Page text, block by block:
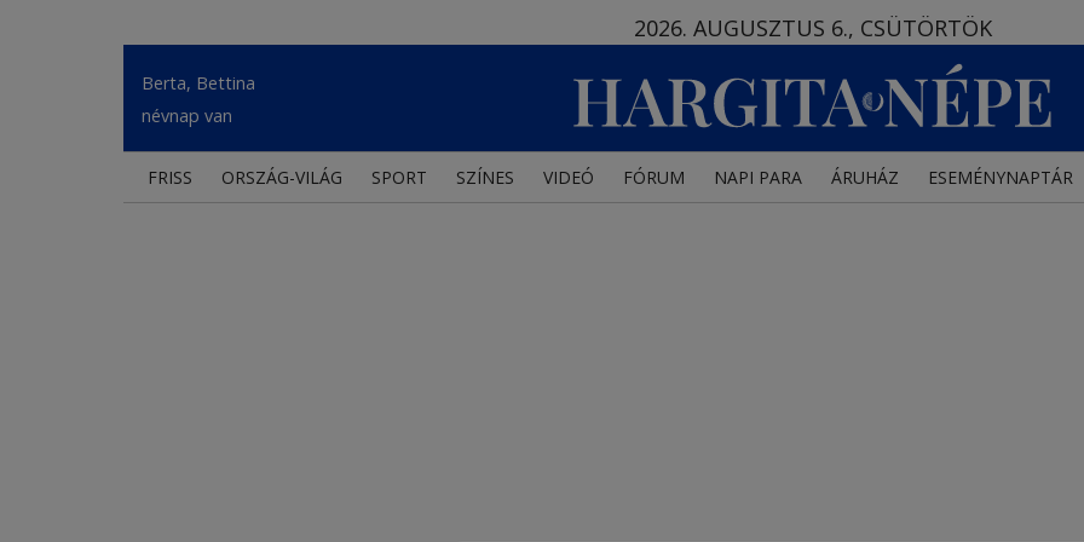
2026. AUGUSZTUS 6., CSÜTÖRTÖK
Berta, Bettina
névnap van
FRISS ORSZÁG-VILÁG SPORT SZÍNES VIDEÓ FÓRUM NAPI PARA ÁRUHÁZ ESEMÉNYNAPTÁR